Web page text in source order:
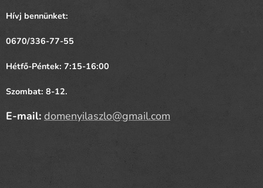
Hívj bennünket:
0670/336-77-55
Hétfő-Péntek: 7:15-16:00
Szombat: 8-12.
E-mail: domenyilaszlo@gmail.com